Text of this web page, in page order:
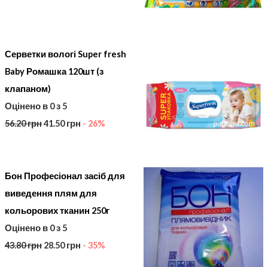
Серветки вологі Super fresh
Baby Ромашка 120шт (з
клапаном)
Оцінено в 0з 5
56.20грн41.50грн - 26%
Бон Професіонал засіб для
виведення плям для
кольорових тканин 250г
Оцінено в 0з 5
43.80грн 28.50грн - 35%